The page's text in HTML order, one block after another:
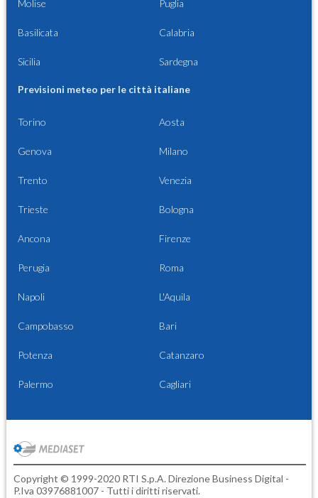
Molise Puglia
Basilicata Calabria
Sicilia Sardegna
Previsioni meteo per le città italiane
Torino Aosta
Genova Milano
Trento Venezia
Trieste Bologna
Ancona Firenze
Perugia Roma
Napoli L'Aquila
Campobasso Bari
Potenza Catanzaro
Palermo Cagliari
Copyright © 1999-2020 RTI S.p.A. Direzione Business Digital -
P.Iva 03976881007 - Tutti i diritti riservati.